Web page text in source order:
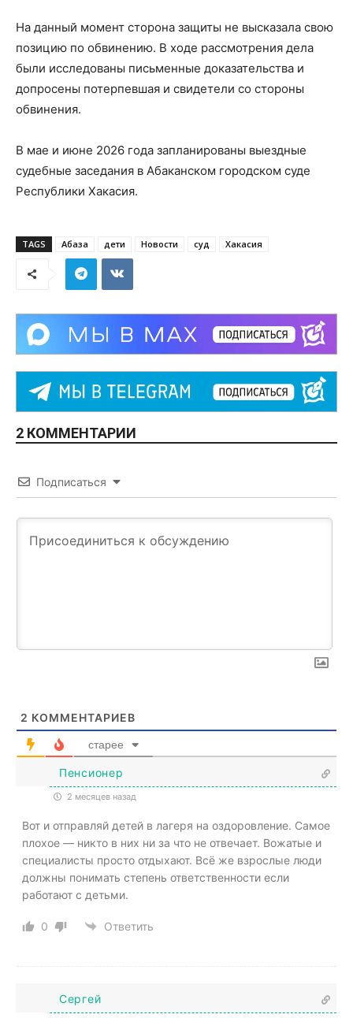
На данный момент сторона защиты не высказала свою
позицию по обвинению. В ходе рассмотрения дела
были исследованы письменные доказательства и
допросены потерпевшая и свидетели со стороны
обвинения.
В мае и июне 2026 года запланированы выездные
судебные заседания в Абаканском городском суде
Республики Хакасия.
TAGS Абаза дети Новости суд Хакасия
2 КОММЕНТАРИИ
Подписаться
2 КОММЕНТАРИЕВ
старее
Пенсионер
2 месяцев назад
Вот и отправляй детей в лагеря на оздоровление. Самое
плохое — никто в них ни за что не отвечает. Вожатые и
специалисты просто отдыхают. Всё же взрослые люди
должны понимать степень ответственности если
работают с детьми.
0 Ответить
Сергей